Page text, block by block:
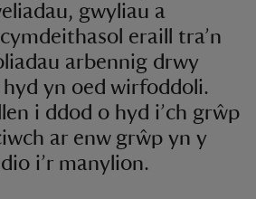
gwyliau a
eraill tra’n
arbennig drwy
yn oed wirfoddoli.
i ddod o hyd i’ch grŵp
ar enw grŵp yn y
i’r manylion.